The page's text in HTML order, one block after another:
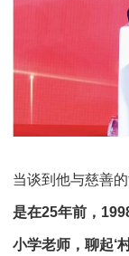
当谈到他与慈善
是在25年前，
小学老师，聊起‘